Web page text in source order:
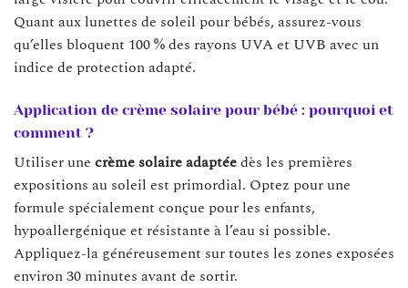
Quant aux lunettes de soleil pour bébés, assurez-vous
qu’elles bloquent 100 % des rayons UVA et UVB avec un
indice de protection adapté.
Application de crème solaire pour bébé : pourquoi et
comment ?
Utiliser une crème solaire adaptéedès les premières
expositions au soleil est primordial. Optez pour une
formule spécialement conçue pour les enfants,
hypoallergénique et résistante à l’eau si possible.
Appliquez-la généreusement sur toutes les zones exposées
environ 30 minutes avant de sortir.